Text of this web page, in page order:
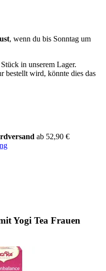
, wenn du bis Sonntag um
in unserem Lager.
bestellt wird, könnte dies das
ab 52,90 €
Yogi Tea Frauen